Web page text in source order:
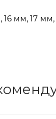
мм, 17 мм,